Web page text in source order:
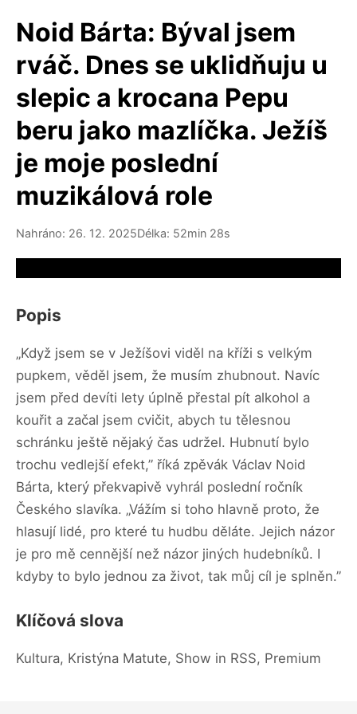
Noid Bárta: Býval jsem
rváč. Dnes se uklidňuju u
slepic a krocana Pepu
beru jako mazlíčka. Ježíš
je moje poslední
muzikálová role
Nahráno: 26. 12. 2025Délka: 52min 28s
Popis
„Když jsem se v Ježíšovi viděl na kříži s velkým
pupkem, věděl jsem, že musím zhubnout. Navíc
jsem před devíti lety úplně přestal pít alkohol a
kouřit a začal jsem cvičit, abych tu tělesnou
schránku ještě nějaký čas udržel. Hubnutí bylo
trochu vedlejší efekt,” říká zpěvák Václav Noid
Bárta, který překvapivě vyhrál poslední ročník
Českého slavíka. „Vážím si toho hlavně proto, že
hlasují lidé, pro které tu hudbu děláte. Jejich názor
je pro mě cennější než názor jiných hudebníků. I
kdyby to bylo jednou za život, tak můj cíl je splněn.”
Klíčová slova
Kultura, Kristýna Matute, Show in RSS, Premium